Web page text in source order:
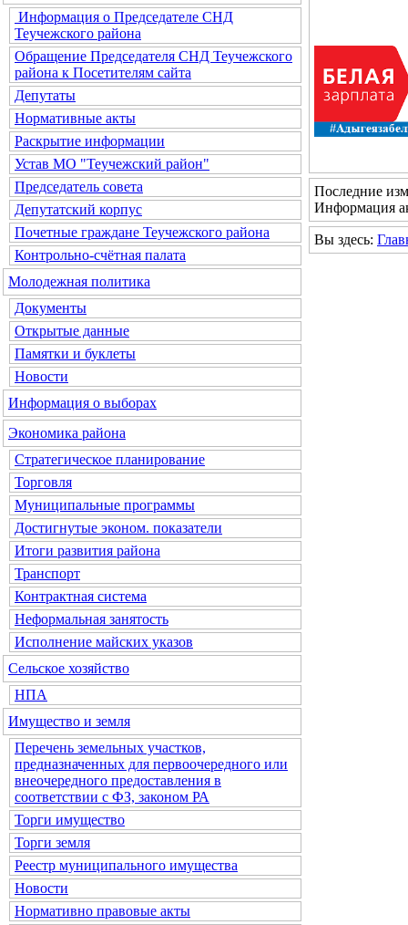
Информация о Председателе СНД
Теучежского района
Обращение Председателя СНД Теучежского
района к Посетителям сайта
Депутаты
Нормативные акты
Раскрытие информации
Устав МО "Теучежский район"
Председатель совета
Депутатский корпус
Почетные граждане Теучежского района
Контрольно-счётная палата
Молодежная политика
Документы
Открытые данные
Памятки и буклеты
Новости
Информация о выборах
Экономика района
Стратегическое планирование
Торговля
Муниципальные программы
Достигнутые эконом. показатели
Итоги развития района
Транспорт
Контрактная система
Неформальная занятость
Исполнение майских указов
Сельское хозяйство
НПА
Имущество и земля
Перечень земельных участков,
предназначенных для первоочередного или
внеочередного предоставления в
соответствии с ФЗ, законом РА
Торги имущество
Торги земля
Реестр муниципального имущества
Новости
Нормативно правовые акты
Последние
Информация
Вы здесь: